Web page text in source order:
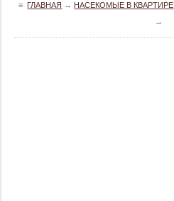
≡ ГЛАВНАЯ → НАСЕКОМЫЕ В КВАРТИРЕ
→